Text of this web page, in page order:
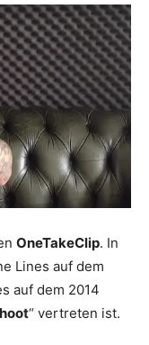
OneTakeClip. In
Lines auf dem
auf dem 2014
“ vertreten ist.